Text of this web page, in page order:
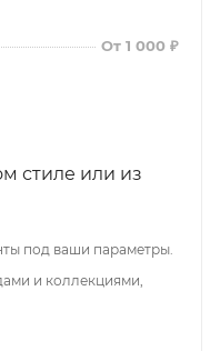
От 1 000 ₽
стиле или из
под ваши параметры.
и коллекциями,